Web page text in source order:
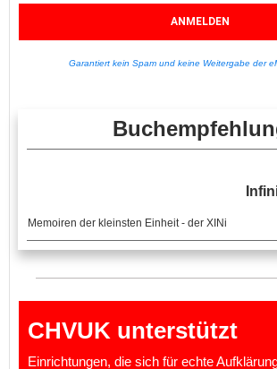
ANMELDEN
Garantiert kein Spam und keine Weitergabe der
Memoiren der kleinsten Einheit - der XINi
CHVUK unterstützt
Einrichtungen, die sich für echte